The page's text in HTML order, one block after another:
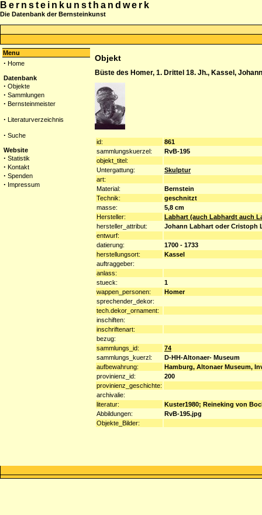
Bernsteinkunsthandwerk
Die Datenbank der Bernsteinkunst
Menu
· Home
Datenbank
· Objekte
· Sammlungen
· Bernsteinmeister
· Literaturverzeichnis
· Suche
Website
· Statistik
· Kontakt
· Spenden
· Impressum
Objekt
Büste des Homer, 1. Drittel 18. Jh., Kassel,
id:
861
sammlungskuerzel:
RvB-195
objekt_titel:
Untergattung:
Skulptur
art:
Material:
Bernstein
Technik:
geschnitzt
masse:
5,8 cm
Hersteller:
Labhart (auch Labhardt auch
hersteller_attribut:
Johann Labhart oder Cristoph
entwurf:
datierung:
1700 - 1733
herstellungsort:
Kassel
auftraggeber:
anlass:
stueck:
1
wappen_personen:
Homer
sprechender_dekor:
tech.dekor_ornament:
inschiften:
inschriftenart:
bezug:
sammlungs_id:
74
sammlungs_kuerzl:
D-HH-Altonaer- Museum
aufbewahrung:
Hamburg, Altonaer Museum,
provinienz_id:
200
provinienz_geschichte:
archivalie:
literatur:
Kuster1980; Reineking von
Abbildungen:
RvB-195.jpg
Objekte_Bilder: